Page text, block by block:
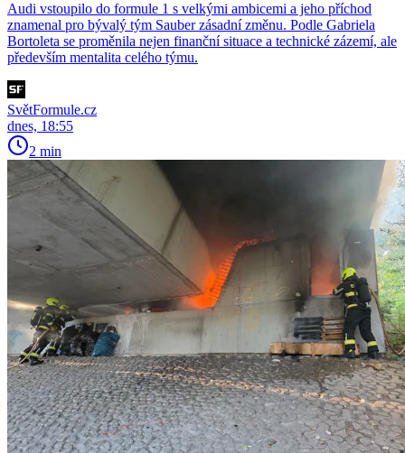
Audi vstoupilo do formule 1 s velkými ambicemi a jeho příchod
znamenal pro bývalý tým Sauber zásadní změnu. Podle Gabriela
Bortoleta se proměnila nejen finanční situace a technické zázemí, ale
především mentalita celého týmu.
SvětFormule.cz
dnes, 18:55
2 min